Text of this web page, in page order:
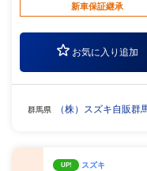
新車保証継承
お気に入り追加
群馬県 （株）スズキ自販
UP! スズキ